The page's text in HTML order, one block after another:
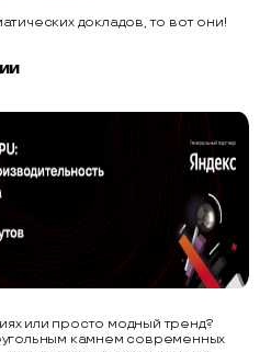
докладов, то вот они!
или просто модный тренд?
камнем современных